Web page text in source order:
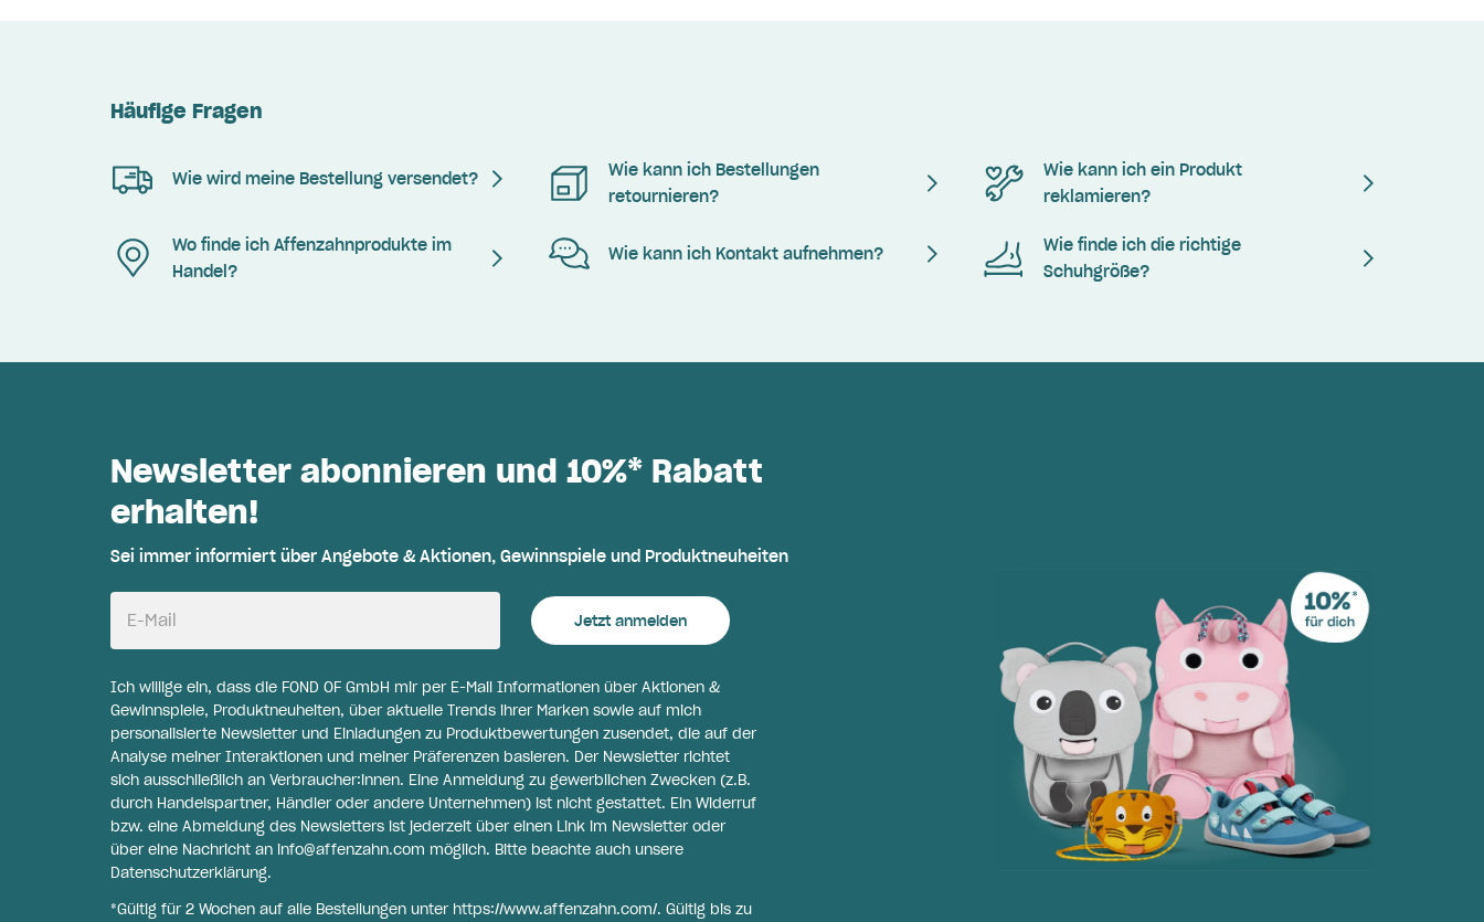
Häufige Fragen
Wie wird meine Bestellung versendet?
Wie kann ich Bestellungen
retournieren?
Wie kann ich ein Produkt
reklamieren?
Wo finde ich Affenzahnprodukte im
Handel?
Wie kann ich Kontakt aufnehmen?
Wie finde ich die richtige
Schuhgröße?
Newsletter abonnieren und 10%* Rabatt
erhalten!
Sei immer informiert über Angebote & Aktionen, Gewinnspiele und Produktneuheiten
E-Mail Jetzt anmelden
Ich willige ein, dass die FOND OF GmbH mir per E-Mail Informationen über Aktionen &
Gewinnspiele, Produktneuheiten, über aktuelle Trends ihrer Marken sowie auf mich
personalisierte Newsletter und Einladungen zu Produktbewertungen zusendet, die auf der
Analyse meiner Interaktionen und meiner Präferenzen basieren. Der Newsletter richtet
sich ausschließlich an Verbraucher:innen. Eine Anmeldung zu gewerblichen Zwecken (z.B.
durch Handelspartner, Händler oder andere Unternehmen) ist nicht gestattet. Ein Widerruf
bzw. eine Abmeldung des Newsletters ist jederzeit über einen Link im Newsletter oder
über eine Nachricht an info@affenzahn.com möglich. Bitte beachte auch unsere
Datenschutzerklärung.
*Gültig für 2 Wochen auf alle Bestellungen unter https://www.affenzahn.com/. Gültig bis zu